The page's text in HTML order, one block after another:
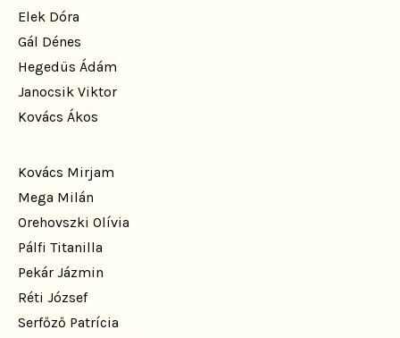
Elek Dóra
Gál Dénes
Hegedüs Ádám
Janocsik Viktor
Kovács Ákos
Kovács Mirjam
Mega Milán
Orehovszki Olívia
Pálfi Titanilla
Pekár Jázmin
Réti József
Serfőző Patrícia